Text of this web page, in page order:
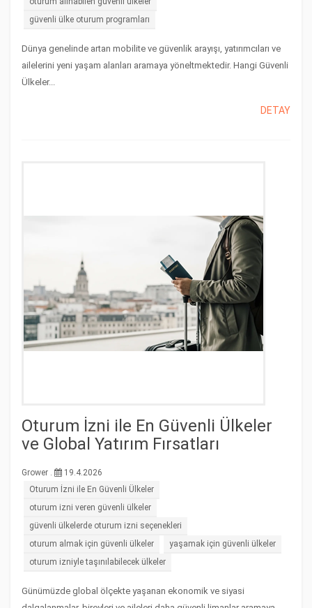
güvenli ülke oturum programları
Dünya genelinde artan mobilite ve güvenlik arayışı, yatırımcıları ve
ailelerini yeni yaşam alanları aramaya yöneltmektedir. Hangi Güvenli
Ülkeler...
DETAY
Oturum İzni ile En Güvenli Ülkeler
ve Global Yatırım Fırsatları
Grower .
19.4.2026
Oturum İzni ile En Güvenli Ülkeler
oturum izni veren güvenli ülkeler
güvenli ülkelerde oturum izni seçenekleri
oturum almak için güvenli ülkeler
yaşamak için güvenli ülkeler
oturum izniyle taşınılabilecek ülkeler
Günümüzde global ölçekte yaşanan ekonomik ve siyasi